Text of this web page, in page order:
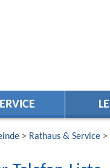
> Rathaus & Service>